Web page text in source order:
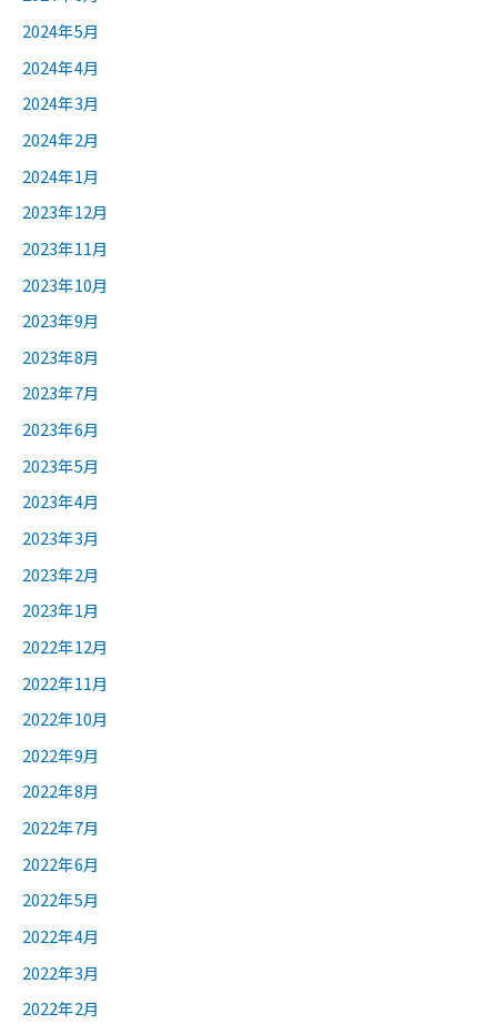
2024年5月
2024年4月
2024年3月
2024年2月
2024年1月
2023年12月
2023年11月
2023年10月
2023年9月
2023年8月
2023年7月
2023年6月
2023年5月
2023年4月
2023年3月
2023年2月
2023年1月
2022年12月
2022年11月
2022年10月
2022年9月
2022年8月
2022年7月
2022年6月
2022年5月
2022年4月
2022年3月
2022年2月